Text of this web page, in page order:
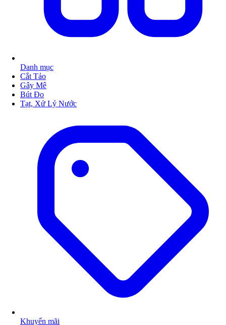
Danh mục
Cắt Tảo
Gây Mê
Bút Đo
Tạt, Xử Lý Nước
Khuyến mãi